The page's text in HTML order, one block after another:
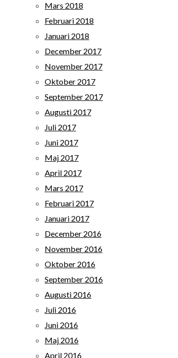
Mars 2018
Februari 2018
Januari 2018
December 2017
November 2017
Oktober 2017
September 2017
Augusti 2017
Juli 2017
Juni 2017
Maj 2017
April 2017
Mars 2017
Februari 2017
Januari 2017
December 2016
November 2016
Oktober 2016
September 2016
Augusti 2016
Juli 2016
Juni 2016
Maj 2016
April 2016